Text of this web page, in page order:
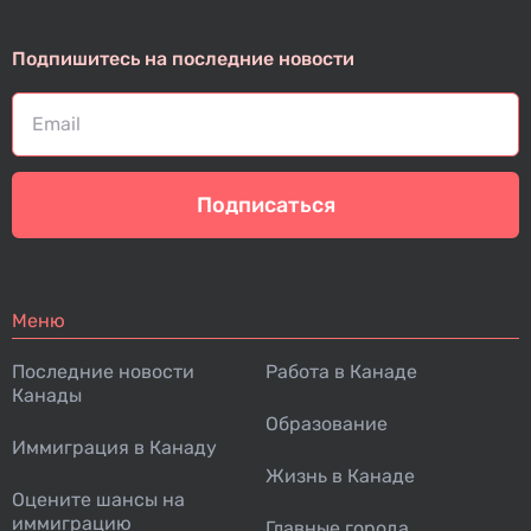
Подпишитесь на последние новости
Подписаться
Меню
Последние новости
Канады
Иммиграция в Канаду
Оцените шансы на
иммиграцию
Работа в Канаде
Образование
Жизнь в Канаде